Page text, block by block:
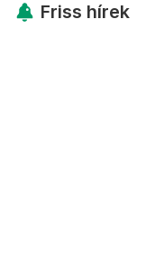
Friss hírek